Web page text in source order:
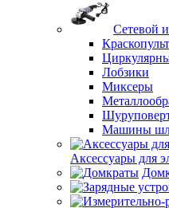
Сетевой
Лобзики
Миксеры
Машины
Аксессуары для